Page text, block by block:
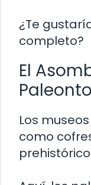
¿Te
completo?
El
Los
como